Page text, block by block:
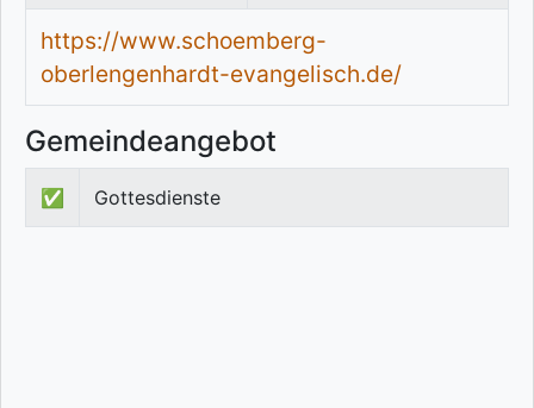
https://www.schoemberg-
oberlengenhardt-evangelisch.de/
Gemeindeangebot
✅ Gottesdienste